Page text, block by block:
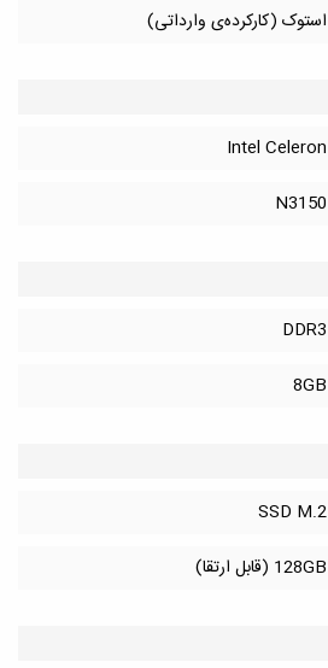
استوک (کارکرده‌ی وارداتی)
Intel Celeron
N3150
DDR3
8GB
SSD M.2
128GB (قابل ارتقا)